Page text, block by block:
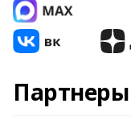
Партнеры